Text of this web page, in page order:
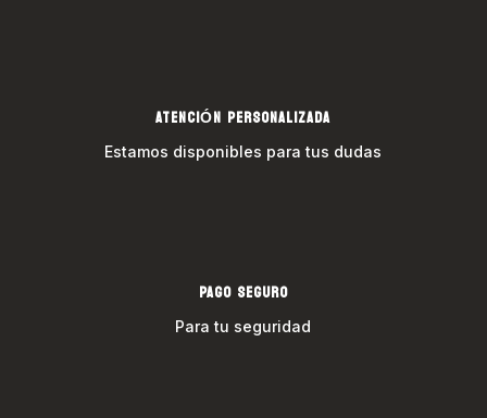
ATENCIÓN PERSONALIZADA
Estamos disponibles para tus dudas
PAGO SEGURO
Para tu seguridad